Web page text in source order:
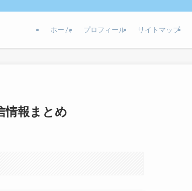
ホーム プロフィール サイトマップ
情報まとめ